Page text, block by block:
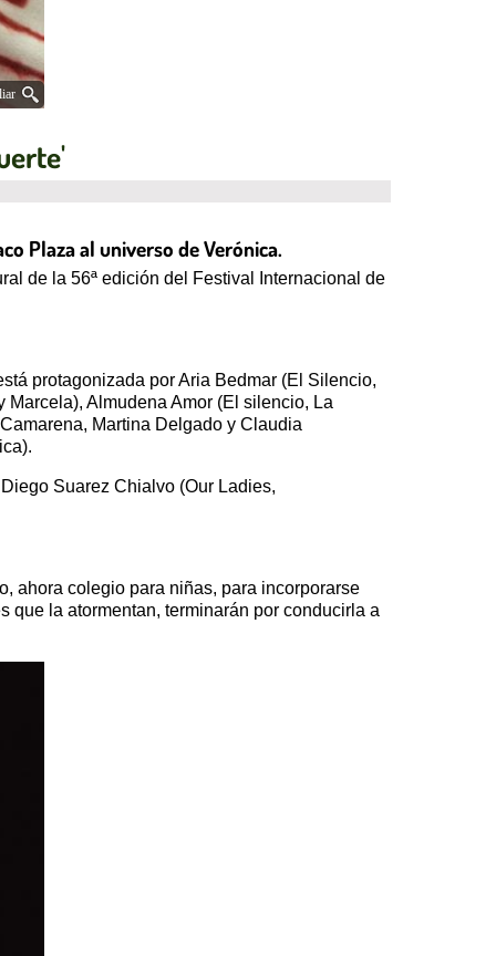
Plaza al universo de Verónica.
de la 56ª edición del Festival Internacional de
protagonizada por Aria Bedmar (El Silencio,
Almudena Amor (El silencio, La
Martina Delgado y Claudia
Suarez Chialvo (Our Ladies,
ahora colegio para niñas, para incorporarse
que la atormentan, terminarán por conducirla a